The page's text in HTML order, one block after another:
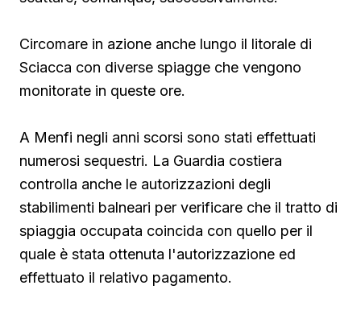
Circomare in azione anche lungo il litorale di
Sciacca con diverse spiagge che vengono
monitorate in queste ore.
A Menfi negli anni scorsi sono stati effettuati
numerosi sequestri. La Guardia costiera
controlla anche le autorizzazioni degli
stabilimenti balneari per verificare che il tratto di
spiaggia occupata coincida con quello per il
quale è stata ottenuta l'autorizzazione ed
effettuato il relativo pagamento.